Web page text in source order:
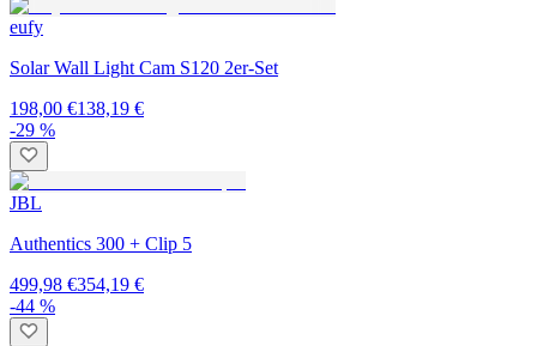
eufy
Solar Wall Light Cam S120 2er-Set
198,00 €138,19 €
-29 %
JBL
Authentics 300 + Clip 5
499,98 €354,19 €
-44 %